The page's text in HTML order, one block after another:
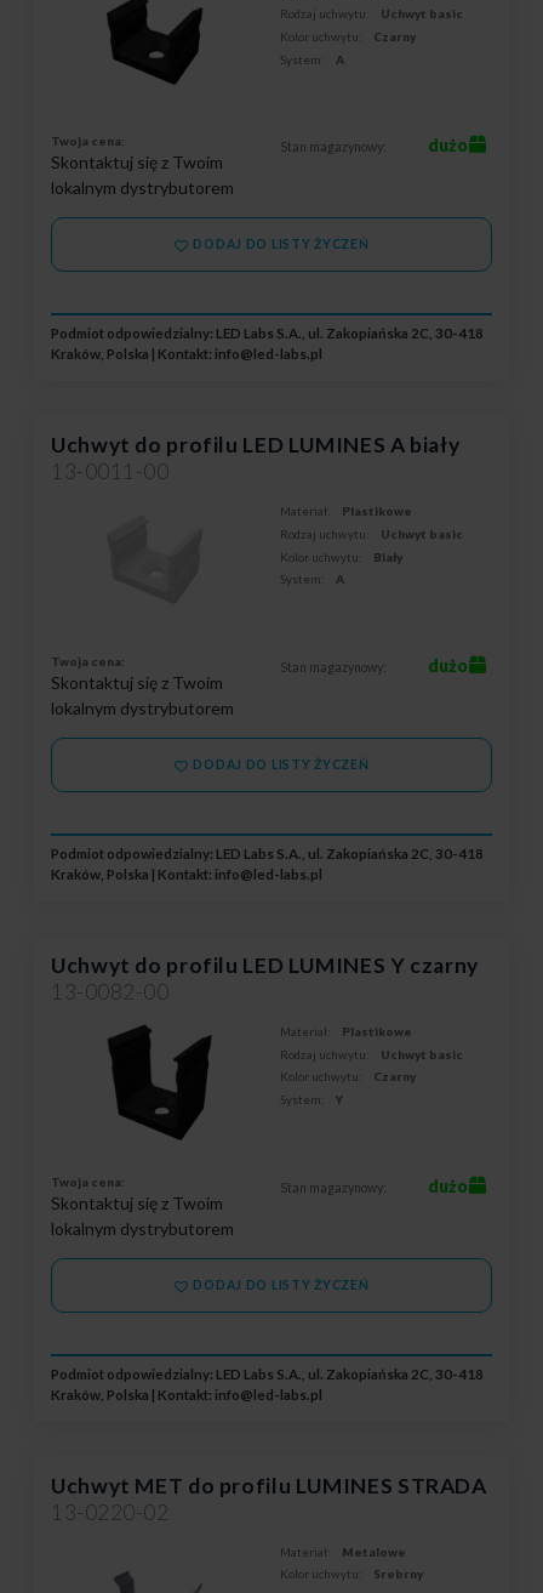
Rodzaj uchwytu:
Uchwyt basic
Kolor uchwytu:
Czarny
System:
A
Twoja cena:
Skontaktuj się z Twoim
lokalnym dystrybutorem
Stan magazynowy: dużo
DODAJ DO LISTY ŻYCZEŃ
Podmiot odpowiedzialny: LED Labs S.A., ul. Zakopiańska 2C, 30-418
Kraków, Polska | Kontakt: info@led-labs.pl
Uchwyt do profilu LED LUMINES A biały
13-0011-00
Materiał:
Plastikowe
Rodzaj uchwytu:
Uchwyt basic
Kolor uchwytu:
Biały
System:
A
Twoja cena:
Skontaktuj się z Twoim
lokalnym dystrybutorem
Stan magazynowy: dużo
DODAJ DO LISTY ŻYCZEŃ
Podmiot odpowiedzialny: LED Labs S.A., ul. Zakopiańska 2C, 30-418
Kraków, Polska | Kontakt: info@led-labs.pl
Uchwyt do profilu LED LUMINES Y czarny
13-0082-00
Materiał:
Plastikowe
Rodzaj uchwytu:
Uchwyt basic
Kolor uchwytu:
Czarny
System:
Y
Twoja cena:
Skontaktuj się z Twoim
lokalnym dystrybutorem
Stan magazynowy: dużo
DODAJ DO LISTY ŻYCZEŃ
Podmiot odpowiedzialny: LED Labs S.A., ul. Zakopiańska 2C, 30-418
Kraków, Polska | Kontakt: info@led-labs.pl
Uchwyt MET do profilu LUMINES STRADA
13-0220-02
Materiał:
Metalowe
Kolor uchwytu:
Srebrny